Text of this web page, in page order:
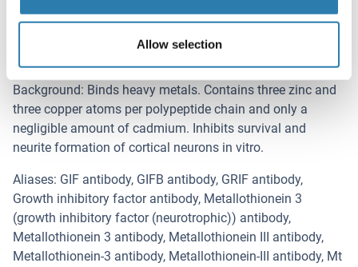
Allow selection
Autre désignation
Sujet
Background: Binds heavy metals. Contains three zinc and
three copper atoms per polypeptide chain and only a
negligible amount of cadmium. Inhibits survival and
neurite formation of cortical neurons in vitro.
Aliases: GIF antibody, GIFB antibody, GRIF antibody,
Growth inhibitory factor antibody, Metallothionein 3
(growth inhibitory factor (neurotrophic)) antibody,
Metallothionein 3 antibody, Metallothionein III antibody,
Metallothionein-3 antibody, Metallothionein-III antibody, Mt